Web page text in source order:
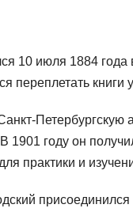
10 июля 1884
переплетать книги
1901 году он
практики и
присоединился